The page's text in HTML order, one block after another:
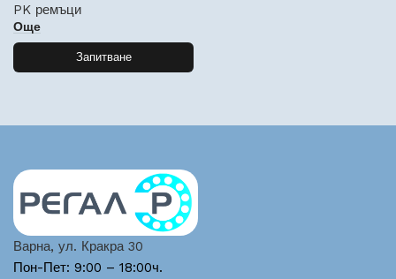
PK ремъци
Още
Запитване
Варна, ул. Кракра 30
Пон-Пет: 9:00 – 18:00ч.